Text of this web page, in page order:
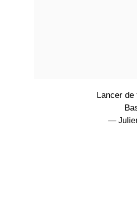
Lancer
—